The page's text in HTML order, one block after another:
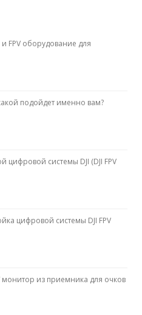
FPV оборудование для
подойдет именно вам?
цифровой системы DJI (DJI FPV
цифровой системы DJI FPV
из приемника для очков